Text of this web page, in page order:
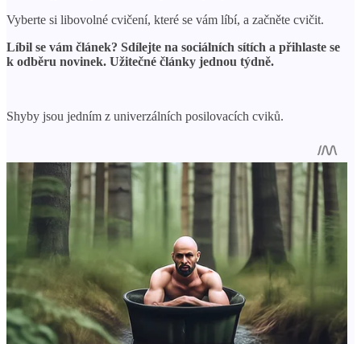
Vyberte si libovolné cvičení, které se vám líbí, a začněte cvičit.
Líbil se vám článek? Sdílejte na sociálních sítích a přihlaste se
k odběru novinek. Užitečné články jednou týdně.
Shyby jsou jedním z univerzálních posilovacích cviků.